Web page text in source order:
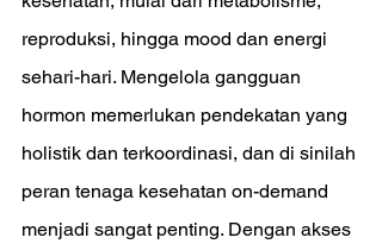
reproduksi, hingga mood dan energi
sehari-hari. Mengelola gangguan
hormon memerlukan pendekatan yang
holistik dan terkoordinasi, dan di sinilah
peran tenaga kesehatan on-demand
menjadi sangat penting. Dengan akses